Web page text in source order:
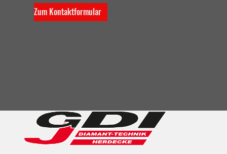
Zum Kontaktformular